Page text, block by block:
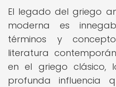
El legado del griego
moderna es
términos y
literatura
en el griego clásico,
profunda influencia